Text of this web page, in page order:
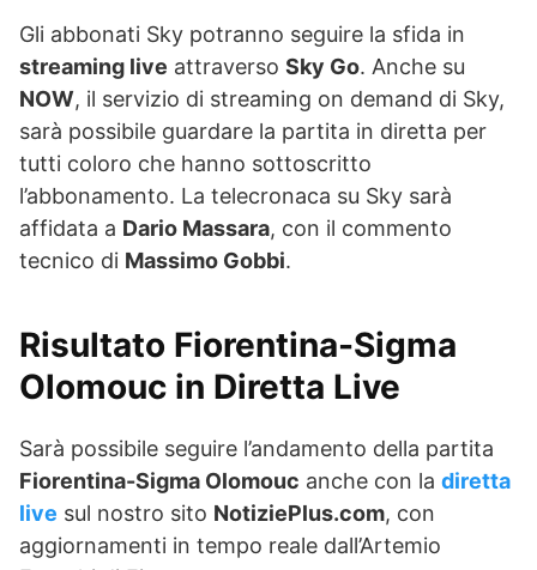
Gli abbonati Sky potranno seguire la sfida in
streaming live attraverso Sky Go. Anche su
NOW, il servizio di streaming on demand di Sky,
sarà possibile guardare la partita in diretta per
tutti coloro che hanno sottoscritto
l’abbonamento. La telecronaca su Sky sarà
affidata a Dario Massara, con il commento
tecnico di Massimo Gobbi.
Risultato Fiorentina-Sigma
Olomouc in Diretta Live
Sarà possibile seguire l’andamento della partita
Fiorentina-Sigma Olomouc anche con la diretta
live sul nostro sito NotiziePlus.com, con
aggiornamenti in tempo reale dall’Artemio